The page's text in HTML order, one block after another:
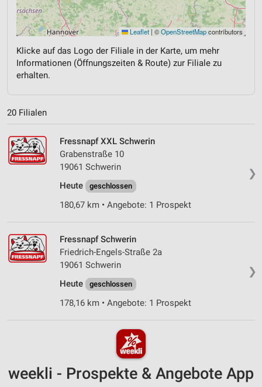
Leaflet | ©OpenStreetMapcontributors
Klicke auf das Logo der Filiale in der Karte, um mehr
Informationen (Öffnungszeiten & Route) zur Filiale zu
erhalten.
20 Filialen
❯
Fressnapf XXL Schwerin
Grabenstraße 10
19061 Schwerin
Heute
geschlossen
180,67 km • Angebote: 1 Prospekt
❯
Fressnapf Schwerin
Friedrich-Engels-Straße 2a
19061 Schwerin
Heute
geschlossen
178,16 km • Angebote: 1 Prospekt
weekli - Prospekte & Angebote App